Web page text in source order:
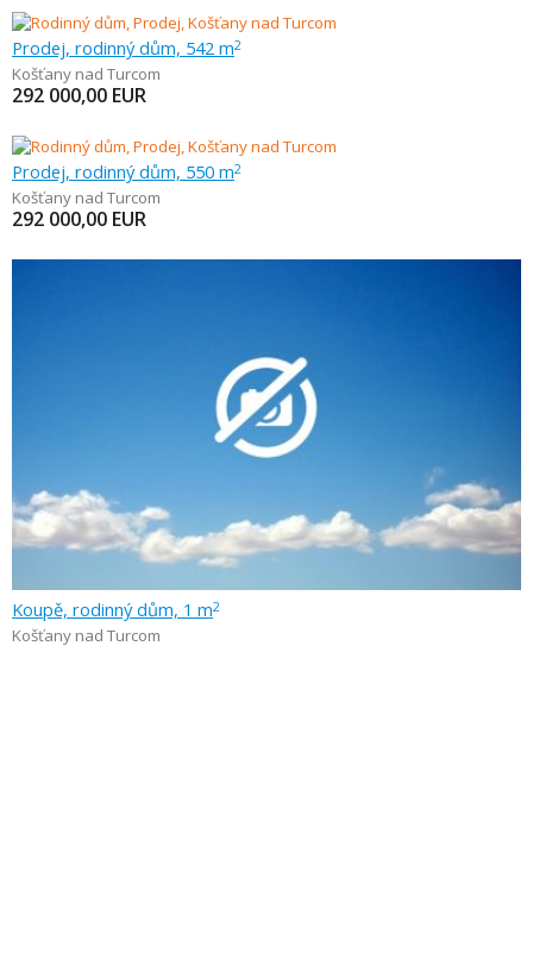
Prodej, rodinný dům, 542 m2
Košťany nad Turcom
292 000,00 EUR
Prodej, rodinný dům, 550 m2
Košťany nad Turcom
292 000,00 EUR
Koupě, rodinný dům, 1 m2
Košťany nad Turcom